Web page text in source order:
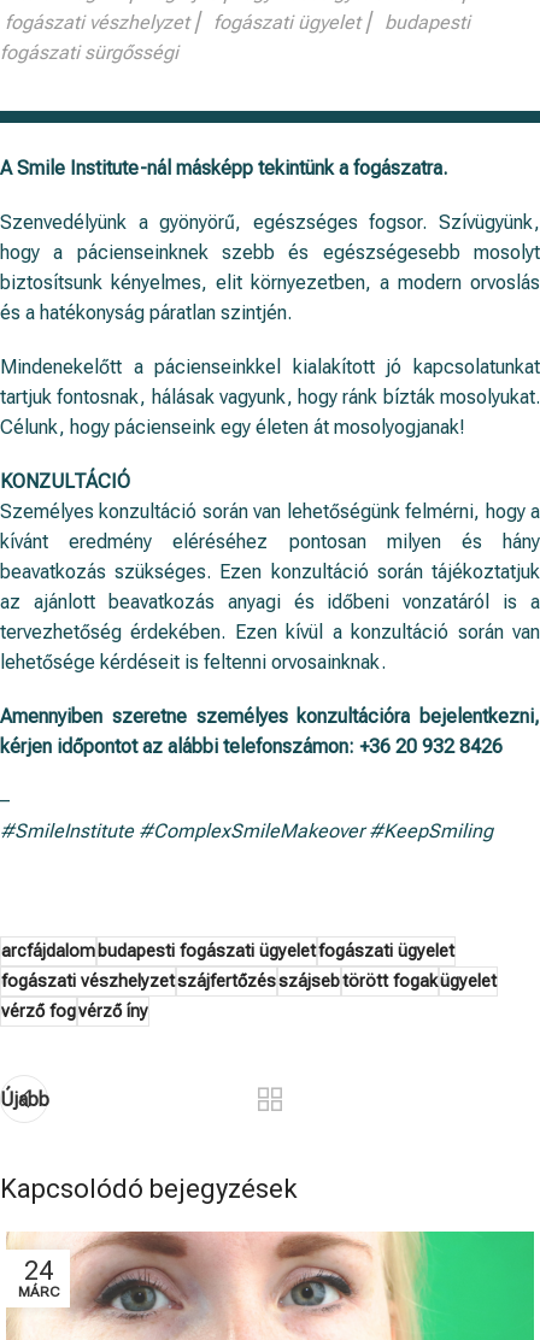
fogászati vészhelyzet ⎢ fogászati ügyelet ⎢ budapesti
fogászati sürgősségi
A Smile Institute-nál másképp tekintünk a fogászatra.
Szenvedélyünk a gyönyörű, egészséges fogsor. Szívügyünk,
hogy a pácienseinknek szebb és egészségesebb mosolyt
biztosítsunk kényelmes, elit környezetben, a modern orvoslás
és a hatékonyság páratlan szintjén.
Mindenekelőtt a pácienseinkkel kialakított jó kapcsolatunkat
tartjuk fontosnak, hálásak vagyunk, hogy ránk bízták mosolyukat.
Célunk, hogy pácienseink egy életen át mosolyogjanak!
KONZULTÁCIÓ
Személyes konzultáció során van lehetőségünk felmérni, hogy a
kívánt eredmény eléréséhez pontosan milyen és hány
beavatkozás szükséges. Ezen konzultáció során tájékoztatjuk
az ajánlott beavatkozás anyagi és időbeni vonzatáról is a
tervezhetőség érdekében. Ezen kívül a konzultáció során van
lehetősége kérdéseit is feltenni orvosainknak.
Amennyiben szeretne személyes konzultációra bejelentkezni,
kérjen időpontot az alábbi telefonszámon: +36 20 932 8426
–
#SmileInstitute #ComplexSmileMakeover #KeepSmiling
arcfájdalom budapesti fogászati ügyeletfogászati ügyelet
fogászati vészhelyzetszájfertőzésszájsebtörött fogakügyelet
vérző fogvérző íny
Újabb
Kapcsolódó bejegyzések
24
MÁRC